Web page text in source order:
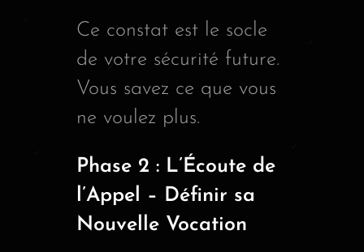
Ce constat est le socle
de votre sécurité future.
Vous savez ce que vous
ne voulez plus.
Phase 2 : L’Écoute de
l’Appel – Définir sa
Nouvelle Vocation